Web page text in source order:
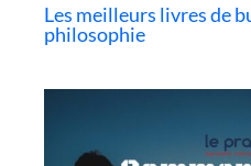
Les meilleurs livres de
philosophie